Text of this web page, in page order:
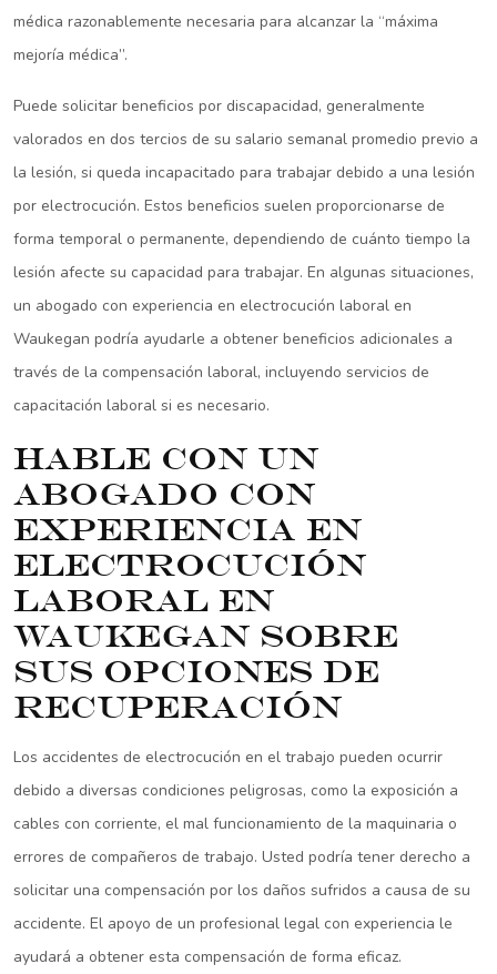
médica razonablemente necesaria para alcanzar la “máxima
mejoría médica”.
Puede solicitar beneficios por discapacidad, generalmente
valorados en dos tercios de su salario semanal promedio previo a
la lesión, si queda incapacitado para trabajar debido a una lesión
por electrocución. Estos beneficios suelen proporcionarse de
forma temporal o permanente, dependiendo de cuánto tiempo la
lesión afecte su capacidad para trabajar. En algunas situaciones,
un abogado con experiencia en electrocución laboral en
Waukegan podría ayudarle a obtener beneficios adicionales a
través de la compensación laboral, incluyendo servicios de
capacitación laboral si es necesario.
Hable con un
abogado con
experiencia en
electrocución
laboral en
Waukegan sobre
sus opciones de
recuperación
Los accidentes de electrocución en el trabajo pueden ocurrir
debido a diversas condiciones peligrosas, como la exposición a
cables con corriente, el mal funcionamiento de la maquinaria o
errores de compañeros de trabajo. Usted podría tener derecho a
solicitar una compensación por los daños sufridos a causa de su
accidente. El apoyo de un profesional legal con experiencia le
ayudará a obtener esta compensación de forma eficaz.